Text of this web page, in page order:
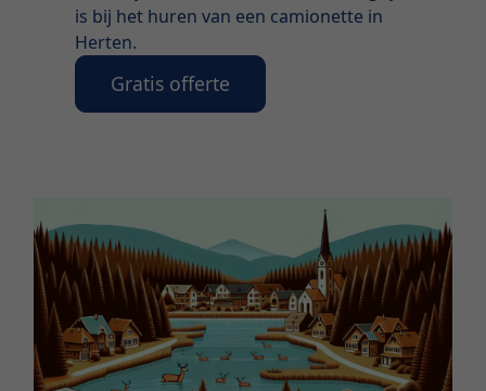
is bij het huren van een camionette in
Herten.
Gratis offerte